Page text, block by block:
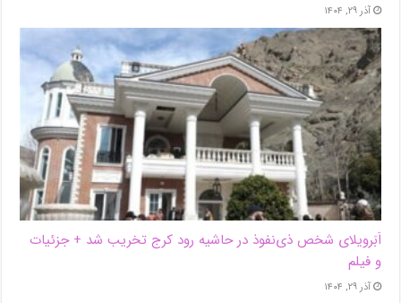
آذر ۲۹, ۱۴۰۴
اَبَر‌ویلای شخص ذی‌نفوذ در حاشیه‌ رود کرج تخریب شد + جزئیات
و فیلم
آذر ۲۹, ۱۴۰۴